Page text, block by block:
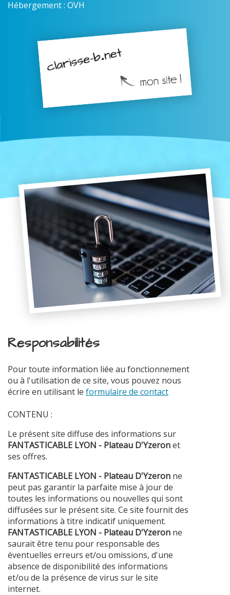
Hébergement : OVH
Responsabilités
Pour toute information liée au fonctionnement
ou à l'utilisation de ce site, vous pouvez nous
écrire en utilisant le formulaire de contact
CONTENU :
Le présent site diffuse des informations sur
FANTASTICABLE LYON - Plateau D'Yzeronet
ses offres.
FANTASTICABLE LYON - Plateau D'Yzeron ne
peut pas garantir la parfaite mise à jour de
toutes les informations ou nouvelles qui sont
diffusées sur le présent site. Ce site fournit des
informations à titre indicatif uniquement.
FANTASTICABLE LYON - Plateau D'Yzeron ne
saurait être tenu pour responsable des
éventuelles erreurs et/ou omissions, d'une
absence de disponibilité des informations
et/ou de la présence de virus sur le site
internet.